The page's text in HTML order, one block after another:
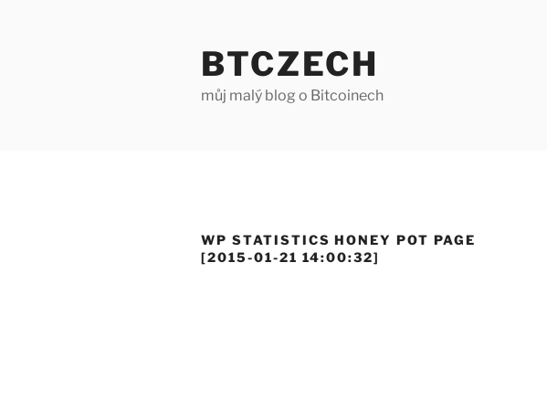
BTCZECH
můj malý blog o Bitcoinech
WP STATISTICS HONEY POT PAGE
[2015-01-21 14:00:32]